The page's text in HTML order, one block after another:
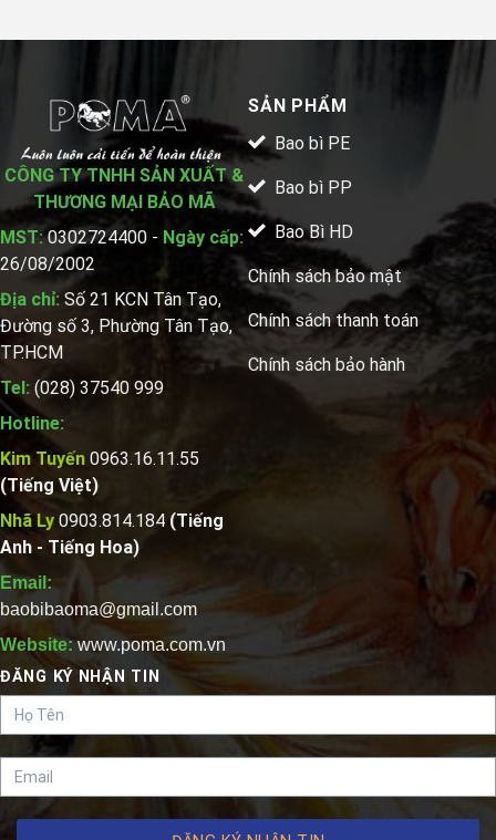
CÔNG TY TNHH SẢN XUẤT &
THƯƠNG MẠI BẢO MÃ
MST:0302724400 - Ngày cấp:
26/08/2002
Địa chỉ: Số 21 KCN Tân Tạo,
Đường số 3, Phường Tân Tạo,
TP.HCM
Tel: (028) 37540 999
Hotline:
Kim Tuyến 0963.16.11.55
(Tiếng Việt)
Nhã Ly 0903.814.184 (Tiếng
Anh - Tiếng Hoa)
Email:
baobibaoma@gmail.com
Website:www.poma.com.vn
SẢN PHẨM
Bao bì PE
Bao bì PP
Bao Bì HD
Chính sách bảo mật
Chính sách thanh toán
Chính sách bảo hành
ĐĂNG KÝ NHẬN TIN